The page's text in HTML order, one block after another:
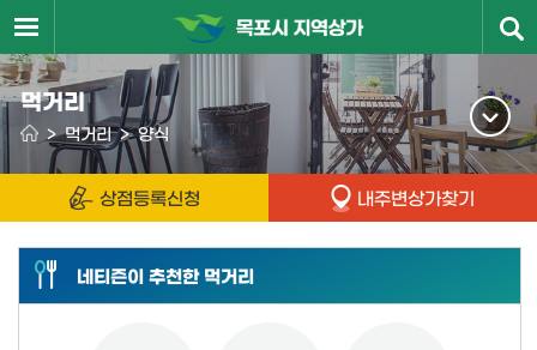
먹거리
> 먹거리 > 양식
상점등록신청 내주변상가찾기
네티즌이 추천한 먹거리